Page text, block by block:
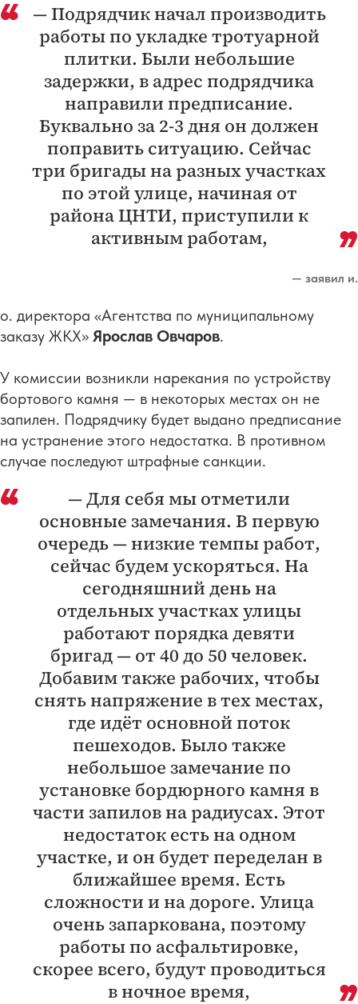
— Подрядчик начал производить
работы по укладке тротуарной
плитки. Были небольшие
задержки, в адрес подрядчика
направили предписание.
Буквально за 2-3 дня он должен
поправить ситуацию. Сейчас
три бригады на разных участках
по этой улице, начиная от
района ЦНТИ, приступили к
активным работам,
— заявил и.
о. директора «Агентства по муниципальному
заказу ЖКХ» Ярослав Овчаров.
У комиссии возникли нарекания по устройству
бортового камня — в некоторых местах он не
запилен. Подрядчику будет выдано предписание
на устранение этого недостатка. В противном
случае последуют штрафные санкции.
— Для себя мы отметили
основные замечания. В первую
очередь — низкие темпы работ,
сейчас будем ускоряться. На
сегодняшний день на
отдельных участках улицы
работают порядка девяти
бригад — от 40 до 50 человек.
Добавим также рабочих, чтобы
снять напряжение в тех местах,
где идёт основной поток
пешеходов. Было также
небольшое замечание по
установке бордюрного камня в
части запилов на радиусах. Этот
недостаток есть на одном
участке, и он будет переделан в
ближайшее время. Есть
сложности и на дороге. Улица
очень запаркована, поэтому
работы по асфальтировке,
скорее всего, будут проводиться
в ночное время,